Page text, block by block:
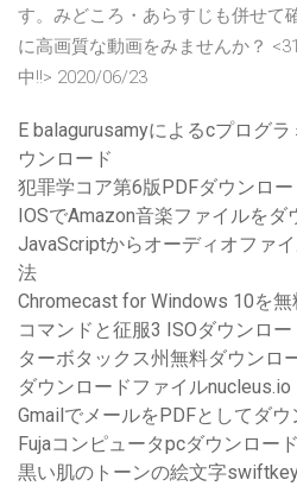
す。みどころ・あらすじも併せて
に高画質な動画をみませんか？
中!!> 2020/06/23
E balagurusamyによるcプログ
ウンロード
犯罪学コア第6版PDFダウンロ
IOSでAmazon音楽ファイルを
JavaScriptからオーディオファ
法
Chromecast for Windows 10を
コマンドと征服3 ISOダウンロー
ターボタックス州無料ダウンロ
ダウンロードファイルnucleus.io
GmailでメールをPDFとしてダ
Fujaコンピュータpcダウンロード
黒い肌のトーンの絵文字